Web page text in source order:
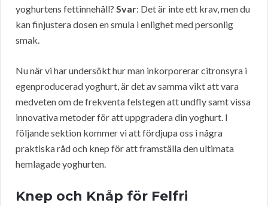
yoghurtens fettinnehåll? Svar: Det är inte ett krav, men du
kan finjustera dosen en smula i enlighet med personlig
smak.
Nu när vi har undersökt hur man inkorporerar citronsyra i
egenproducerad yoghurt, är det av samma vikt att vara
medveten om de frekventa felstegen att undfly samt vissa
innovativa metoder för att uppgradera din yoghurt. I
följande sektion kommer vi att fördjupa oss i några
praktiska råd och knep för att framställa den ultimata
hemlagade yoghurten.
Knep och Knåp för Felfri